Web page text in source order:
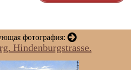
фотография:
Hindenburgstrasse.